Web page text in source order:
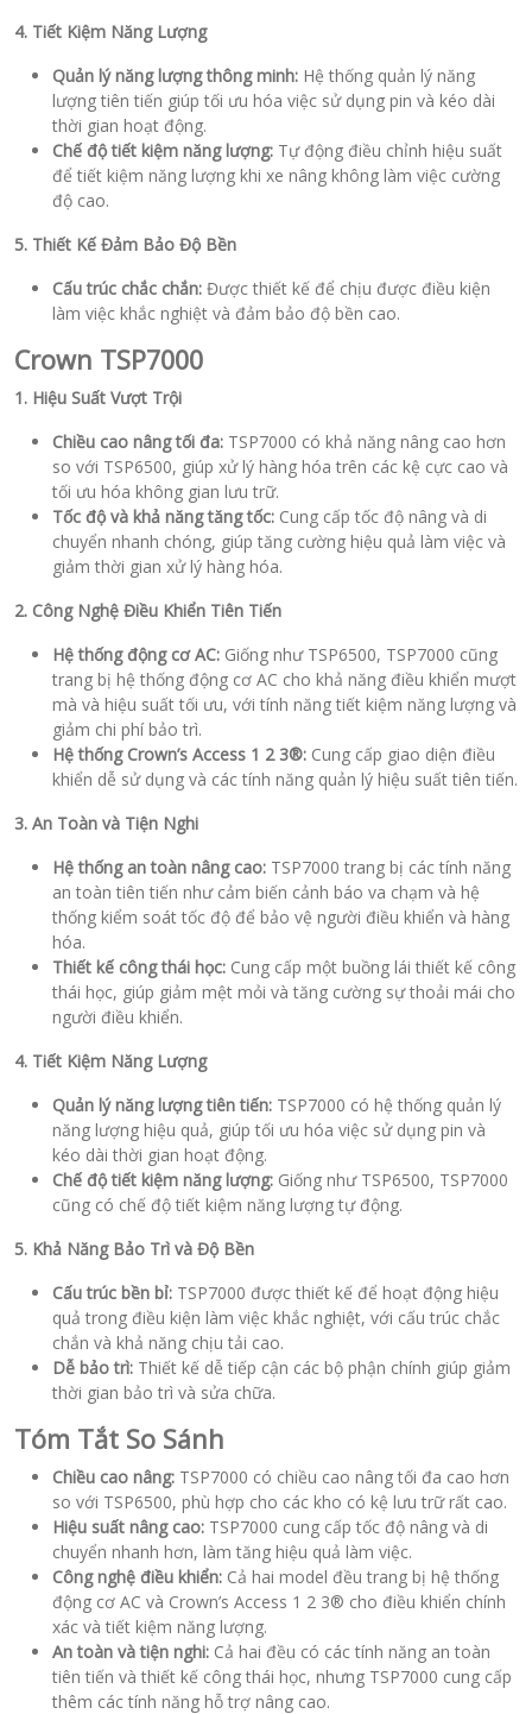
4. Tiết Kiệm Năng Lượng
Quản lý năng lượng thông minh: Hệ thống quản lý năng
lượng tiên tiến giúp tối ưu hóa việc sử dụng pin và kéo dài
thời gian hoạt động.
Chế độ tiết kiệm năng lượng: Tự động điều chỉnh hiệu suất
để tiết kiệm năng lượng khi xe nâng không làm việc cường
độ cao.
5. Thiết Kế Đảm Bảo Độ Bền
Cấu trúc chắc chắn: Được thiết kế để chịu được điều kiện
làm việc khắc nghiệt và đảm bảo độ bền cao.
Crown TSP7000
1. Hiệu Suất Vượt Trội
Chiều cao nâng tối đa: TSP7000 có khả năng nâng cao hơn
so với TSP6500, giúp xử lý hàng hóa trên các kệ cực cao và
tối ưu hóa không gian lưu trữ.
Tốc độ và khả năng tăng tốc: Cung cấp tốc độ nâng và di
chuyển nhanh chóng, giúp tăng cường hiệu quả làm việc và
giảm thời gian xử lý hàng hóa.
2. Công Nghệ Điều Khiển Tiên Tiến
Hệ thống động cơ AC: Giống như TSP6500, TSP7000 cũng
trang bị hệ thống động cơ AC cho khả năng điều khiển mượt
mà và hiệu suất tối ưu, với tính năng tiết kiệm năng lượng và
giảm chi phí bảo trì.
Hệ thống Crown’s Access 1 2 3®: Cung cấp giao diện điều
khiển dễ sử dụng và các tính năng quản lý hiệu suất tiên tiến.
3. An Toàn và Tiện Nghi
Hệ thống an toàn nâng cao: TSP7000 trang bị các tính năng
an toàn tiên tiến như cảm biến cảnh báo va chạm và hệ
thống kiểm soát tốc độ để bảo vệ người điều khiển và hàng
hóa.
Thiết kế công thái học: Cung cấp một buồng lái thiết kế công
thái học, giúp giảm mệt mỏi và tăng cường sự thoải mái cho
người điều khiển.
4. Tiết Kiệm Năng Lượng
Quản lý năng lượng tiên tiến: TSP7000 có hệ thống quản lý
năng lượng hiệu quả, giúp tối ưu hóa việc sử dụng pin và
kéo dài thời gian hoạt động.
Chế độ tiết kiệm năng lượng: Giống như TSP6500, TSP7000
cũng có chế độ tiết kiệm năng lượng tự động.
5. Khả Năng Bảo Trì và Độ Bền
Cấu trúc bền bỉ: TSP7000 được thiết kế để hoạt động hiệu
quả trong điều kiện làm việc khắc nghiệt, với cấu trúc chắc
chắn và khả năng chịu tải cao.
Dễ bảo trì: Thiết kế dễ tiếp cận các bộ phận chính giúp giảm
thời gian bảo trì và sửa chữa.
Tóm Tắt So Sánh
Chiều cao nâng: TSP7000 có chiều cao nâng tối đa cao hơn
so với TSP6500, phù hợp cho các kho có kệ lưu trữ rất cao.
Hiệu suất nâng cao: TSP7000 cung cấp tốc độ nâng và di
chuyển nhanh hơn, làm tăng hiệu quả làm việc.
Công nghệ điều khiển: Cả hai model đều trang bị hệ thống
động cơ AC và Crown’s Access 1 2 3® cho điều khiển chính
xác và tiết kiệm năng lượng.
An toàn và tiện nghi: Cả hai đều có các tính năng an toàn
tiên tiến và thiết kế công thái học, nhưng TSP7000 cung cấp
thêm các tính năng hỗ trợ nâng cao.